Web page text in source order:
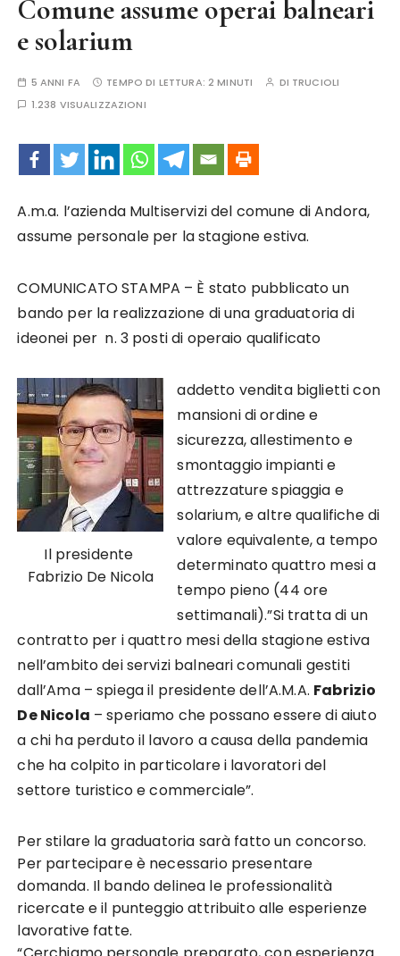
Comune assume operai balneari
e solarium
5 ANNI FA TEMPO DI LETTURA:2 MINUTI DI TRUCIOLI
1.238 VISUALIZZAZIONI
A.m.a. l’azienda Multiservizi del comune di Andora,
assume personale per la stagione estiva.
COMUNICATO STAMPA – È stato pubblicato un
bando per la realizzazione di una graduatoria di
ideonei per n. 3 posti di operaio qualificato
Il presidente
Fabrizio De Nicola
addetto vendita biglietti con
mansioni di ordine e
sicurezza, allestimento e
smontaggio impianti e
attrezzature spiaggia e
solarium, e altre qualifiche di
valore equivalente, a tempo
determinato quattro mesi a
tempo pieno (44 ore
settimanali).”Si tratta di un
contratto per i quattro mesi della stagione estiva
nell’ambito dei servizi balneari comunali gestiti
dall’Ama – spiega il presidente dell’A.M.A. Fabrizio
De Nicola – speriamo che possano essere di aiuto
a chi ha perduto il lavoro a causa della pandemia
che ha colpito in particolare i lavoratori del
settore turistico e commerciale”.
Per stilare la graduatoria sarà fatto un concorso.
Per partecipare è necessario presentare
domanda. Il bando delinea le professionalità
ricercate e il punteggio attribuito alle esperienze
lavorative fatte.